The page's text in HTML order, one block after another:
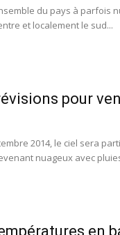
du pays à parfois
et localement le sud...
pour
2014, le ciel sera
nuageux avec
en